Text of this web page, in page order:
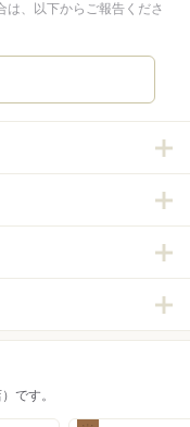
、以下からご報告くださ
です。